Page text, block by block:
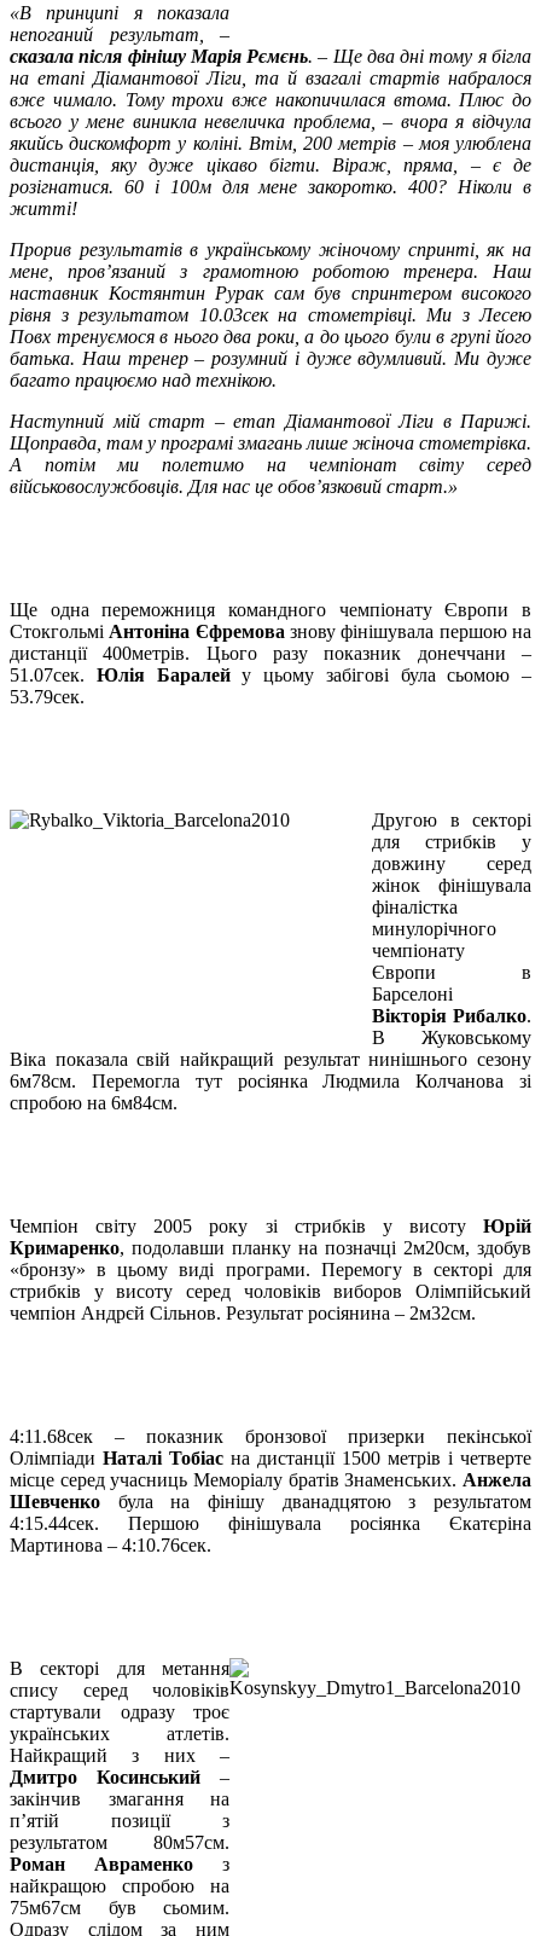
«В принципі я показала
непоганий результат, –
сказала після фінішу Марія Рємєнь. – Ще два дні тому я бігла
на етапі Діамантової Ліги, та й взагалі стартів набралося
вже чимало. Тому трохи вже накопичилася втома. Плюс до
всього у мене виникла невеличка проблема, – вчора я відчула
якийсь дискомфорт у коліні. Втім, 200 метрів – моя улюблена
дистанція, яку дуже цікаво бігти. Віраж, пряма, – є де
розігнатися. 60 і 100м для мене закоротко. 400? Ніколи в
житті!
Прорив результатів в українському жіночому спринті, як на
мене, пров’язаний з грамотною роботою тренера. Наш
наставник Костянтин Рурак сам був спринтером високого
рівня з результатом 10.03сек на стометрівці. Ми з Лесею
Повх тренуємося в нього два роки, а до цього були в групі його
батька. Наш тренер – розумний і дуже вдумливий. Ми дуже
багато працюємо над технікою.
Наступний мій старт – етап Діамантової Ліги в Парижі.
Щоправда, там у програмі змагань лише жіноча стометрівка.
А потім ми полетимо на чемпіонат світу серед
військовослужбовців. Для нас це обов’язковий старт.»
Ще одна переможниця командного чемпіонату Європи в
Стокгольмі Антоніна Єфремова знову фінішувала першою на
дистанції 400метрів. Цього разу показник донеччани –
51.07сек. Юлія Баралейу цьому забігові була сьомою –
53.79сек.
Другою в секторі
для стрибків у
довжину серед
жінок фінішувала
фіналістка
минулорічного
чемпіонату
Європи в
Барселоні
Вікторія Рибалко.
В Жуковському
Віка показала свій найкращий результат нинішнього сезону
6м78см. Перемогла тут росіянка Людмила Колчанова зі
спробою на 6м84см.
Чемпіон світу 2005 року зі стрибків у висоту Юрій
Кримаренко, подолавши планку на позначці 2м20см, здобув
«бронзу» в цьому виді програми. Перемогу в секторі для
стрибків у висоту серед чоловіків виборов Олімпійський
чемпіон Андрєй Сільнов. Результат росіянина – 2м32см.
4:11.68сек – показник бронзової призерки пекінської
Олімпіади Наталі Тобіас на дистанції 1500 метрів і четверте
місце серед учасниць Меморіалу братів Знаменських. Анжела
Шевченко була на фінішу дванадцятою з результатом
4:15.44сек. Першою фінішувала росіянка Єкатєріна
Мартинова – 4:10.76сек.
В секторі для метання
спису серед чоловіків
стартували одразу троє
українських атлетів.
Найкращий з них –
Дмитро Косинський –
закінчив змагання на
п’ятій позиції з
результатом 80м57см.
Роман Авраменко з
найкращою спробою на
75м67см був сьомим.
Одразу слідом за ним